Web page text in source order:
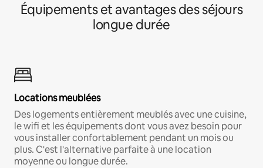
Équipements et avantages des séjours
longue durée
Locations meublées
Des logements entièrement meublés avec une cuisine,
le wifi et les équipements dont vous avez besoin pour
vous installer confortablement pendant un mois ou
plus. C'est l'alternative parfaite à une location
moyenne ou longue durée.